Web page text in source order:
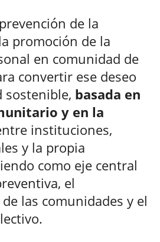
de la
promoción de la
en comunidad de
convertir ese deseo
sostenible, basada en
y en la
instituciones,
y la propia
como eje central
el
las comunidades y el